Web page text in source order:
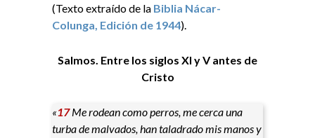
(Texto extraído de la Biblia Nácar-
Colunga, Edición de 1944).
Salmos. Entre los siglos XI y V antes de
Cristo
«17Me rodean como perros, me cerca una
turba de malvados, han taladrado mis manos y